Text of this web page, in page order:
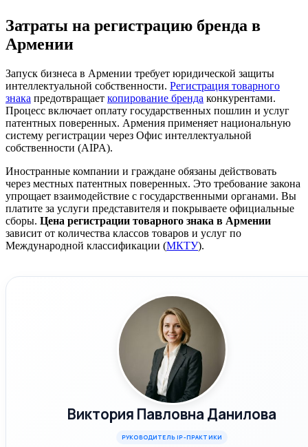
Затраты на регистрацию бренда в
Армении
Запуск бизнеса в Армении требует юридической защиты
интеллектуальной собственности. Регистрация товарного
знака предотвращает копирование бренда конкурентами.
Процесс включает оплату государственных пошлин и услуг
патентных поверенных. Армения применяет национальную
систему регистрации через Офис интеллектуальной
собственности (AIPA).
Иностранные компании и граждане обязаны действовать
через местных патентных поверенных. Это требование закона
упрощает взаимодействие с государственными органами. Вы
платите за услуги представителя и покрываете официальные
сборы. Цена регистрации товарного знака в Армении
зависит от количества классов товаров и услуг по
Международной классификации (МКТУ).
Виктория Павловна Данилова
РУКОВОДИТЕЛЬ IP-ПРАКТИКИ